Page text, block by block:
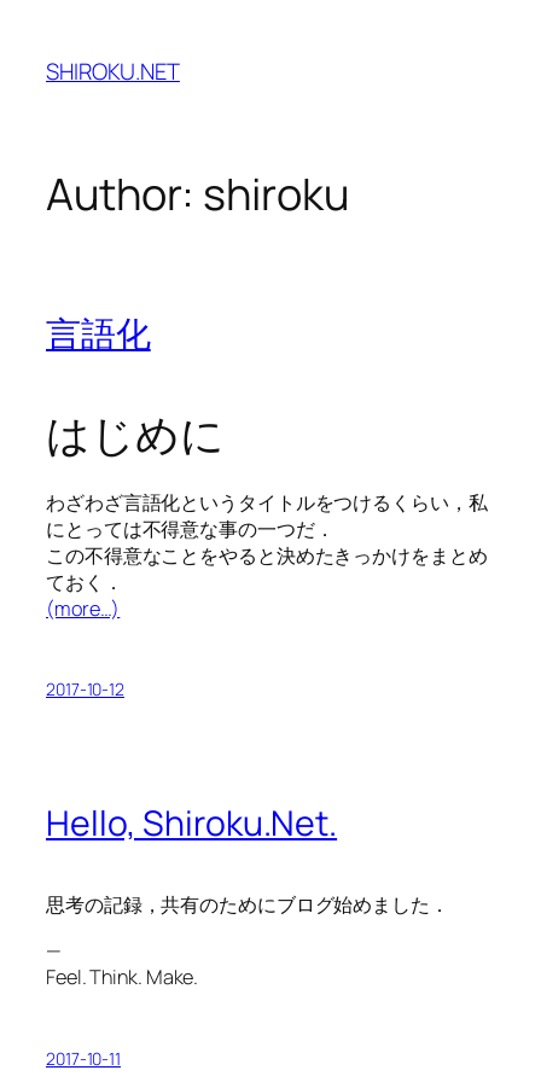
content
SHIROKU.NET
Author: shiroku
言語化
はじめに
わざわざ言語化というタイトルをつけるくらい，私
にとっては不得意な事の一つだ．
この不得意なことをやると決めたきっかけをまとめ
ておく．
(more…)
2017-10-12
Hello, Shiroku.Net.
思考の記録，共有のためにブログ始めました．
—
Feel. Think. Make.
2017-10-11